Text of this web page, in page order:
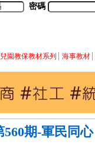
密碼
園教保教材系列 海事教材
期-軍民同心